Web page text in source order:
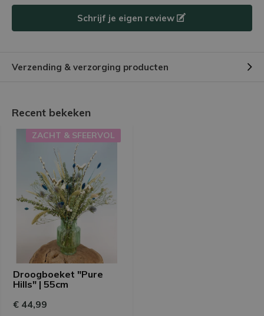
Mooie combinatie. Goed verpakt verstuurd.
-
Heel mooi boeket!
Door Diane- 18-01-2025 08:24
5 / 5
Heel mooi boeket! Goede kleuren en brengt sfeer in
huis. Door de gelezen recensies wist ik dat het
boeket niet zo groot zou zijn dus geen teleurstelling
bij ontvangst.
DoorMaria
Schrijf je eigen review
Verzending & verzorging producten
Recent bekeken
Droogboeket "Pure
Hills" | 55cm
ZACHT & SFEERVOL
€ 44,99